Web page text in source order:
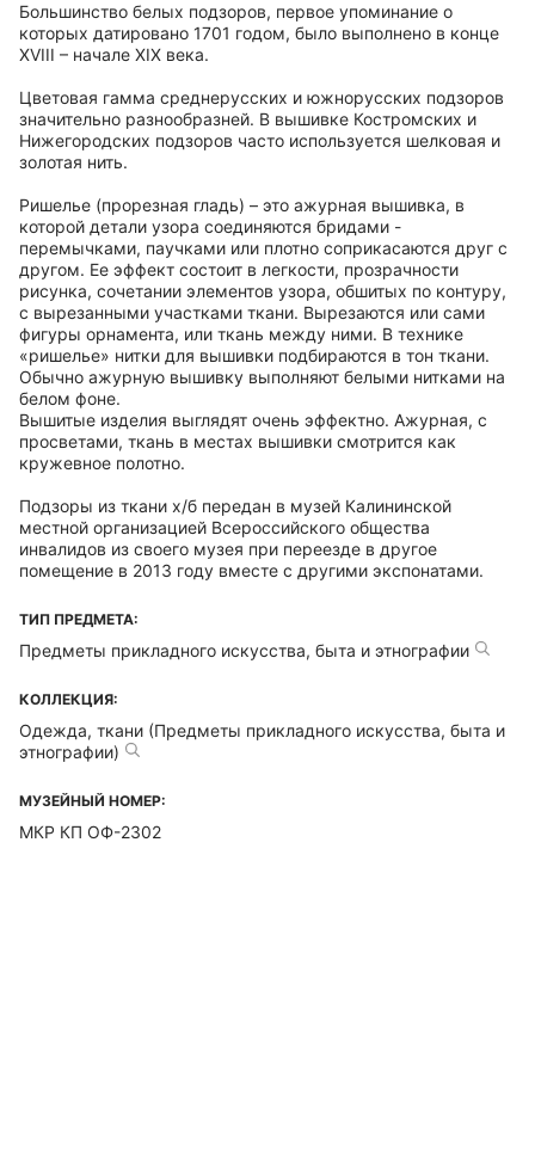
Большинство белых подзоров, первое упоминание о
которых датировано 1701 годом, было выполнено в конце
XVIII – начале XIX века.
Цветовая гамма среднерусских и южнорусских подзоров
значительно разнообразней. В вышивке Костромских и
Нижегородских подзоров часто используется шелковая и
золотая нить.
Ришелье (прорезная гладь) – это ажурная вышивка, в
которой детали узора соединяются бридами -
перемычками, паучками или плотно соприкасаются друг с
другом. Ее эффект состоит в легкости, прозрачности
рисунка, сочетании элементов узора, обшитых по контуру,
с вырезанными участками ткани. Вырезаются или сами
фигуры орнамента, или ткань между ними. В технике
«ришелье» нитки для вышивки подбираются в тон ткани.
Обычно ажурную вышивку выполняют белыми нитками на
белом фоне.
Вышитые изделия выглядят очень эффектно. Ажурная, с
просветами, ткань в местах вышивки смотрится как
кружевное полотно.
Подзоры из ткани х/б передан в музей Калининской
местной организацией Всероссийского общества
инвалидов из своего музея при переезде в другое
помещение в 2013 году вместе с другими экспонатами.
ТИП ПРЕДМЕТА:
Предметы прикладного искусства, быта и этнографии
КОЛЛЕКЦИЯ:
Одежда, ткани (Предметы прикладного искусства, быта и
этнографии)
МУЗЕЙНЫЙ НОМЕР:
МКР КП ОФ-2302